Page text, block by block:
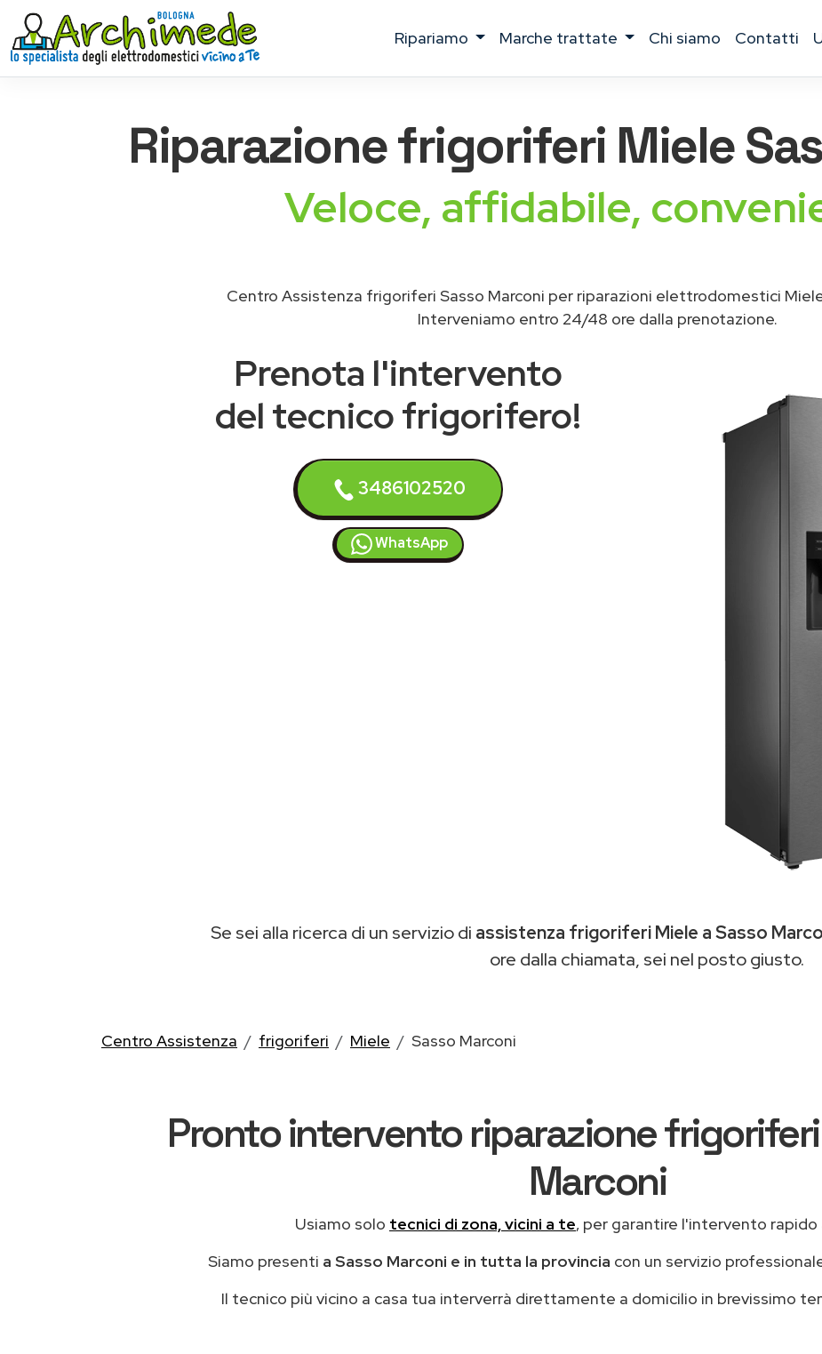
ripariamo marche trattate chi siamo contatti
Riparazionefrigoriferi Miele
Veloce, affidabile,
Centro Assistenza frigoriferi Sasso Marconi per riparazioni elettrodomestici
Interveniamo entro 24/48 ore dalla prenotazione.
Prenota l'intervento
del tecnico frigorifero!
3486102520
WhatsApp
Se sei alla ricerca di un servizio di assistenza frigoriferi Miele a Sasso
ore dalla chiamata, sei nel posto giusto.
Centro Assistenza frigoriferi Miele Sasso Marconi
Pronto intervento riparazione
Marconi
Usiamo solo tecnici di zona, vicini a te, per garantire l'intervento rapido
Siamo presenti a Sasso Marconi e in tutta la provincia con un servizio
Il tecnico più vicino a casa tua interverrà direttamente a domicilio in brevissimo